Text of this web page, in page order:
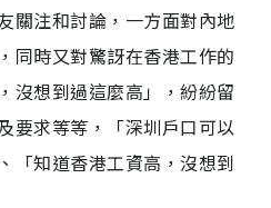
關注和討論，一方面對內地
同時又對驚訝在香港工作的
沒想到過這麼高」，紛紛留
要求等等，「深圳戶口可以
「知道香港工資高，沒想到